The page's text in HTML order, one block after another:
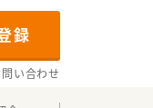
録
い合わせ